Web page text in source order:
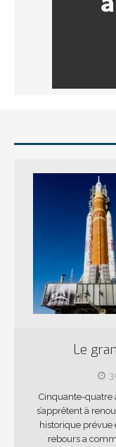
Le
Cinquante-quatre
s’apprêtent à
historique prévue
rebours a